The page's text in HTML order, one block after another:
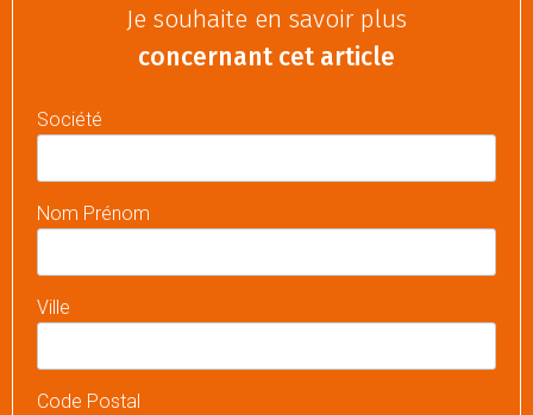
Je souhaite en savoir plus
concernant cet article
Société
Nom Prénom
Ville
Code Postal